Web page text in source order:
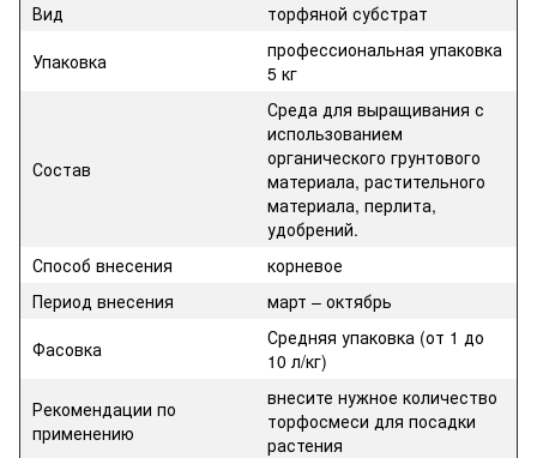
Вид
торфяной субстрат
Упаковка
профессиональная упаковка
5 кг
Состав
Среда для выращивания с
использованием
органического грунтового
материала, растительного
материала, перлита,
удобрений.
Способ внесения
корневое
Период внесения
март – октябрь
Фасовка
Средняя упаковка (от 1 до
10 л/кг)
Рекомендации по
применению
внесите нужное количество
торфосмеси для посадки
растения